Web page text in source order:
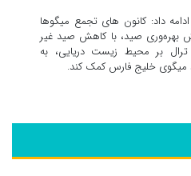
داد: کانون های تجمع میگوها
بهره‌وری صید، با کاهش صید غیر
بر محیط زیست دریایی، به
میگوی خلیج فارس کمک کند.